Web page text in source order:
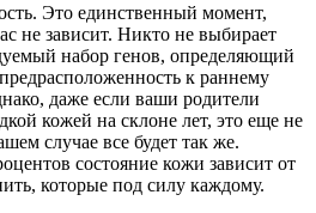
Это единственный момент,
не зависит. Никто не выбирает
набор генов, определяющий
к раннему
даже если ваши родители
кожей на склоне лет, это еще не
случае все будет так же.
состояние кожи зависит от
которые под силу каждому.